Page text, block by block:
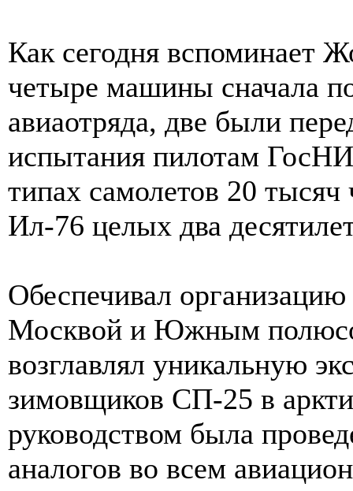
Как сегодня вспоминает
четыре машины сначала
авиаотряда, две были
испытания пилотам
типах самолетов 20
Ил-76 целых два
Обеспечивал
Москвой и Южным
возглавлял уникальную
зимовщиков СП-25 в
руководством была
аналогов во всем